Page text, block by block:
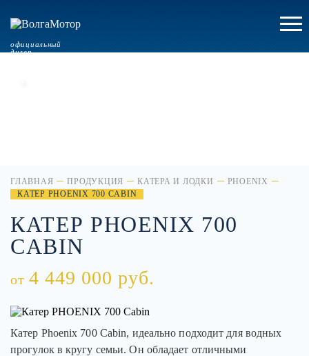
официальный
дилер
ГЛАВНАЯ ПРОДУКЦИЯ КАТЕРА И ЛОДКИ
PHOENIX
КАТЕР PHOENIX 700 CABIN
КАТЕР PHOENIX 700
CABIN
от 4 449 000 руб.
Катер Phoenix 700 Cabin, идеально подходит для водных
прогулок в кругу семьи. Он обладает отличными